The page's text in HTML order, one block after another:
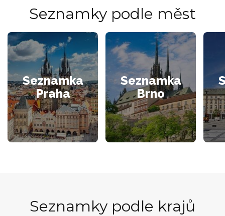
Seznamky podle měst
Seznamka
Praha
Seznamka
Brno
Seznamky podle krajů